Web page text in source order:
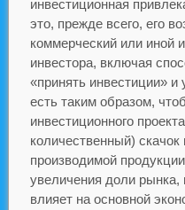
инвестиционная
это, прежде всего, его
коммерческий или иной
инвестора, включая
«принять инвестиции»
есть таким образом,
инвестиционного
количественный) скачок
производимой
увеличения доли рынка,
влияет на основной